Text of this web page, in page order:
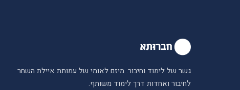
גשר של לימוד וחיבור. מיזם לאומי של עמותת איילת השחר
לחיבור ואחדות דרך לימוד משותף.